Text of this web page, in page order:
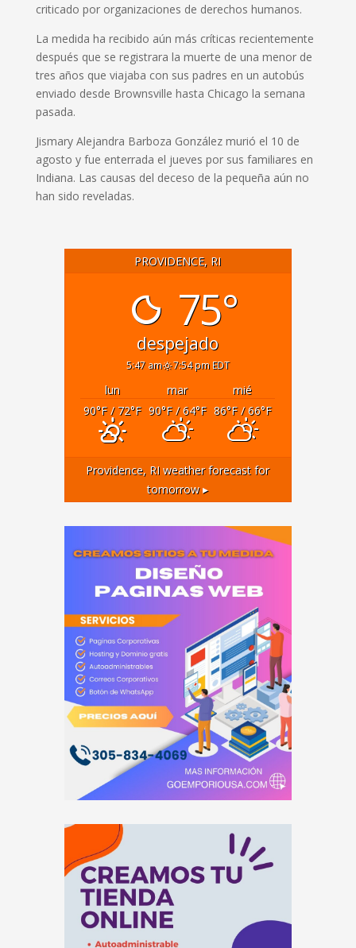
criticado por organizaciones de derechos humanos.
La medida ha recibido aún más críticas recientemente
después que se registrara la muerte de una menor de
tres años que viajaba con sus padres en un autobús
enviado desde Brownsville hasta Chicago la semana
pasada.
Jismary Alejandra Barboza González murió el 10 de
agosto y fue enterrada el jueves por sus familiares en
Indiana. Las causas del deceso de la pequeña aún no
han sido reveladas.
PROVIDENCE, RI
75°
despejado
5:47 am 7:54 pm EDT
lun mar
mié
90°F/ 72°F 90°F/ 64°F 86°F/ 66°F
Providence, RI weather forecast for
tomorrow ▸